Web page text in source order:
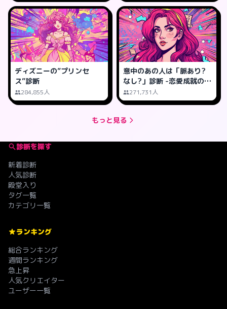
ディズニーの”プリンセ
ス”診断
284,855人
意中のあの人は「脈あり?
なし?」診断 -恋愛成就の可
能性は?
271,731人
もっと見る
診断を探す
新着診断
人気診断
殿堂入り
タグ一覧
カテゴリ一覧
ランキング
総合ランキング
週間ランキング
急上昇
人気クリエイター
ユーザー一覧